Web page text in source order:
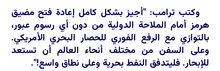
وكتب ترامب: "أجيز بشكل كامل إعادة فتح مضيق
هرمز أمام الملاحة الدولية من دون أي رسوم عبور،
بالتوازي مع الرفع الفوري للحصار البحري الأمريكي.
وعلى السفن من مختلف أنحاء العالم أن تستعد
للإبحار. فليتدفق النفط بحرية وعلى نطاق واسع!".